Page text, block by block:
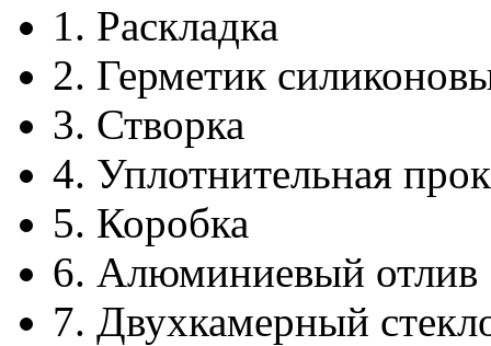
1. Раскладка
2. Герметик
3. Створка
4. Уплотнительная
5. Коробка
6. Алюминиевый отлив
7. Двухкамерный